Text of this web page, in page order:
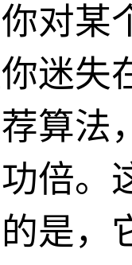
对某
迷失
算法
倍。
是，